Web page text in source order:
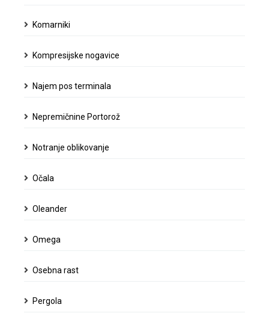
Komarniki
Kompresijske nogavice
Najem pos terminala
Nepremičnine Portorož
Notranje oblikovanje
Očala
Oleander
Omega
Osebna rast
Pergola